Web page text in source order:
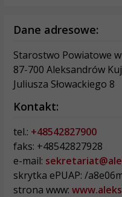
Dane adresowe:
Starostwo Powiatowe
87-700 Aleksandrów
Juliusza Słowackiego 8
Kontakt:
tel.: +48542827900
faks: +48542827928
e-mail:
skrytka ePUAP: /
strona www: